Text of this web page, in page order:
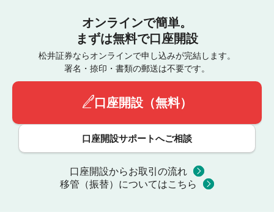
オンラインで簡単。
まずは無料で口座開設
松井証券ならオンラインで申し込みが完結します。
署名・捺印・書類の郵送は不要です。
口座開設（無料）
口座開設サポートへご相談
口座開設からお取引の流れ
移管（振替）についてはこちら